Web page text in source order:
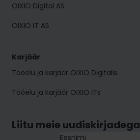
OIXIO Digital AS
OIXIO IT AS
Karjäär
Tööelu ja karjäär OIXIO Digitalis
Tööelu ja karjäär OIXIO ITs
Liitu meie uudiskirjadega